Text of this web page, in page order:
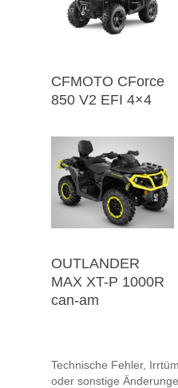
CFMOTO CForce
850 V2 EFI 4×4
OUTLANDER
MAX XT-P 1000R
can-am
Technische Fehler,
oder sonstige